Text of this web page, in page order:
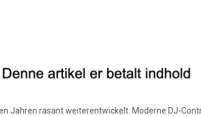
Jahren rasant weiterentwickelt. Moderne DJ-